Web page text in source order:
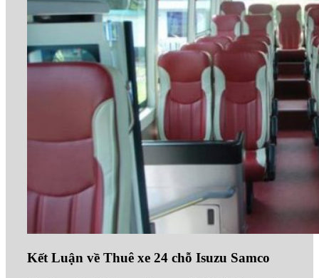
Kết Luận về Thuê xe 24 chỗ Isuzu Samco